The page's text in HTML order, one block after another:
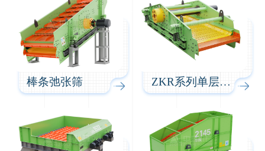
棒条弛张筛 ZKR系列单层驰张筛